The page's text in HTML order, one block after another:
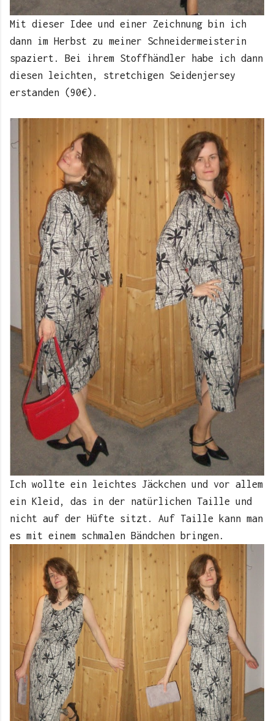
Mit dieser Idee und einer Zeichnung bin ich
dann im Herbst zu meiner Schneidermeisterin
spaziert. Bei ihrem Stoffhändler habe ich dann
diesen leichten, stretchigen Seidenjersey
erstanden (90€).
Ich wollte ein leichtes Jäckchen und vor allem
ein Kleid, das in der natürlichen Taille und
nicht auf der Hüfte sitzt. Auf Taille kann man
es mit einem schmalen Bändchen bringen.